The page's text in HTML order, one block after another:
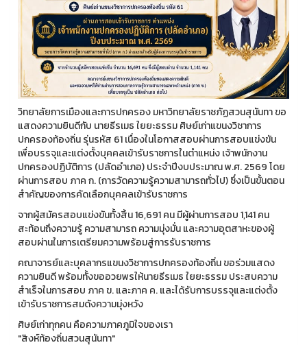
วิทยาลัยการเมืองและการปกครอง มหาวิทยาลัยราชภัฏสวนสุนันทา ขอ
แสดงความยินดีกับ นายธีรเมธ ใยยะธรรม ศิษย์เก่าแขนงวิชาการ
ปกครองท้องถิ่น รุ่นรหัส 61 เนื่องในโอกาสสอบผ่านการสอบแข่งขัน
เพื่อบรรจุและแต่งตั้งบุคคลเข้ารับราชการในตำแหน่ง เจ้าพนักงาน
ปกครองปฏิบัติการ (ปลัดอำเภอ) ประจำปีงบประมาณ พ.ศ. 2569 โดย
ผ่านการสอบ ภาค ก. (การวัดความรู้ความสามารถทั่วไป) ซึ่งเป็นขั้นตอน
สำคัญของการคัดเลือกบุคคลเข้ารับราชการ
จากผู้สมัครสอบแข่งขันทั้งสิ้น 16,691 คน มีผู้ผ่านการสอบ 1,141 คน
สะท้อนถึงความรู้ ความสามารถ ความมุ่งมั่น และความอุตสาหะของผู้
สอบผ่านในการเตรียมความพร้อมสู่การรับราชการ
คณาจารย์และบุคลากรแขนงวิชาการปกครองท้องถิ่น ขอร่วมแสดง
ความยินดี พร้อมทั้งขออวยพรให้นายธีรเมธ ใยยะธรรม ประสบความ
สำเร็จในการสอบ ภาค ข. และภาค ค. และได้รับการบรรจุและแต่งตั้ง
เข้ารับราชการสมดังความมุ่งหวัง
ศิษย์เก่าทุกคน คือความภาคภูมิใจของเรา
"สิงห์ท้องถิ่นสวนสุนันทา"